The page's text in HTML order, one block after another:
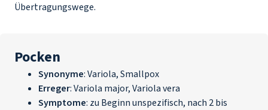
Übertragungswege.
Pocken
Synonyme: Variola, Smallpox
Erreger:Variola major, Variola vera
Symptome: zu Beginn unspezifisch, nach 2 bis